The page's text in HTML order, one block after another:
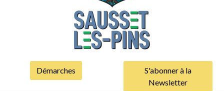
Démarches
S'abonner à la
Newsletter